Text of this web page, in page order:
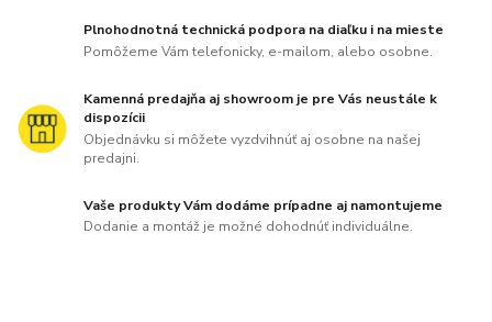
Plnohodnotná technická podpora na diaľku i na mieste
Pomôžeme Vám telefonicky, e-mailom, alebo osobne.
Kamenná predajňa aj showroom je pre Vás neustále k
dispozícii
Objednávku si môžete vyzdvihnúť aj osobne na našej
predajni.
Vaše produkty Vám dodáme prípadne aj namontujeme
Dodanie a montáž je možné dohodnúť individuálne.